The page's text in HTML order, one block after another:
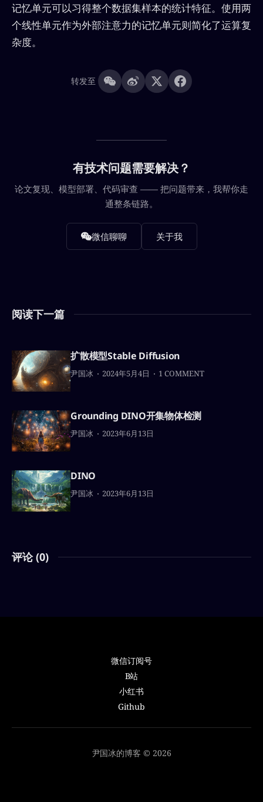
记忆单元可以习得整个数据集样本的统计特征。使用两
个线性单元作为外部注意力的记忆单元则简化了运算复
杂度。
转发至
有技术问题需要解决？
论文复现、模型部署、代码审查 —— 把问题带来，我帮你走
通整条链路。
微信聊聊 关于我
阅读下一篇
扩散模型Stable Diffusion
尹国冰 2024年5月4日 1 COMMENT
Grounding DINO开集物体检测
尹国冰 2023年6月13日
DINO
尹国冰 2023年6月13日
评论 (0)
微信订阅号
B站
小红书
Github
尹国冰的博客 © 2026